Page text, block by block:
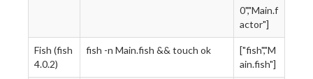
0","Main.f
actor"]
Fish (fish
4.0.2)
fish -n Main.fish && touch ok
["fish","M
ain.fish"]